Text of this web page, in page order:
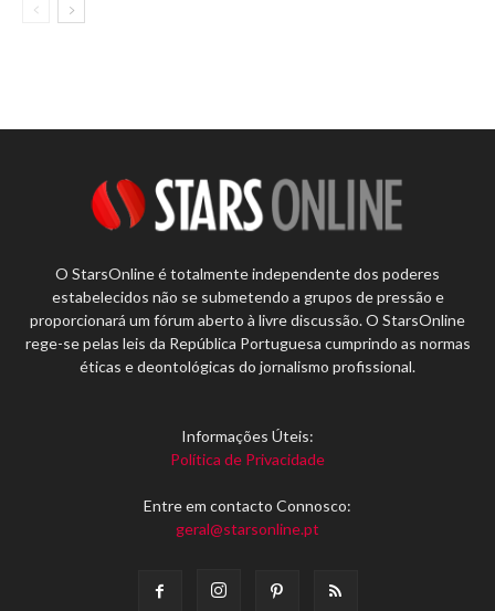
O StarsOnline é totalmente independente dos poderes
estabelecidos não se submetendo a grupos de pressão e
proporcionará um fórum aberto à livre discussão. O StarsOnline
rege-se pelas leis da República Portuguesa cumprindo as normas
éticas e deontológicas do jornalismo profissional.
Informações Úteis:
Política de Privacidade
Entre em contacto Connosco:
geral@starsonline.pt